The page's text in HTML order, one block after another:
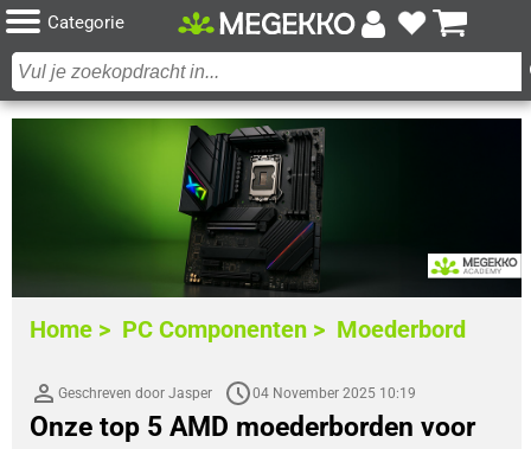
Categorie
Home > PC Componenten > Moederbord
Geschreven door Jasper 04 November 2025 10:19
Onze top 5 AMD moederborden voor